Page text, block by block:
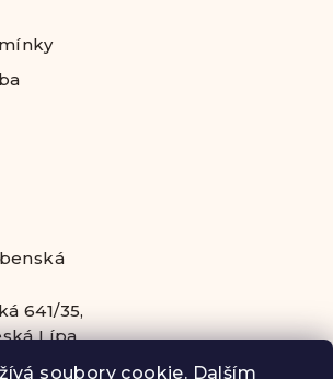
soubory cookie. Dalším
641/35,
Lípa